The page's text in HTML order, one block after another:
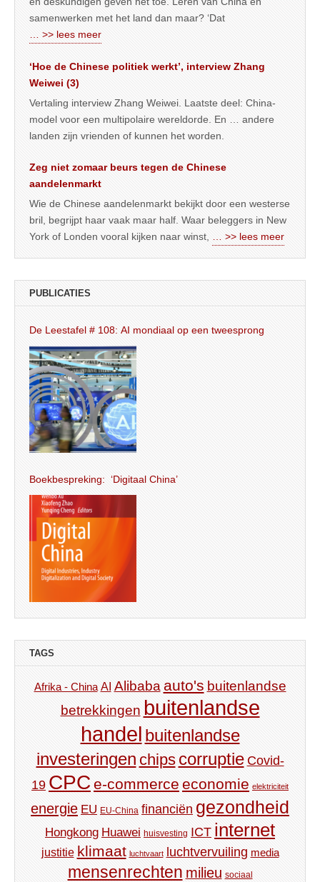
samenwerken met het land dan maar? ‘Dat
… >> lees meer
‘Hoe de Chinese politiek werkt’, interview Zhang
Weiwei (3)
Vertaling interview Zhang Weiwei. Laatste deel: China-
model voor een multipolaire wereldorde. En … andere
landen zijn vrienden of kunnen het worden.
Zeg niet zomaar beurs tegen de Chinese
aandelenmarkt
Wie de Chinese aandelenmarkt bekijkt door een westerse
bril, begrijpt haar vaak maar half. Waar beleggers in New
York of Londen vooral kijken naar winst,
… >> lees meer
PUBLICATIES
De Leestafel # 108: AI mondiaal op een tweesprong
Boekbespreking: ‘Digitaal China’
TAGS
Afrika - China AI Alibaba auto's buitenlandse
betrekkingen buitenlandse
handel buitenlandse
investeringen chips corruptie Covid-
19 CPC e-commerce economie elektriciteit
energie EU EU-China financiën gezondheid
Hongkong Huawei huisvesting ICT internet
justitie klimaat luchtvaart luchtvervuiling media
mensenrechten milieu sociaal